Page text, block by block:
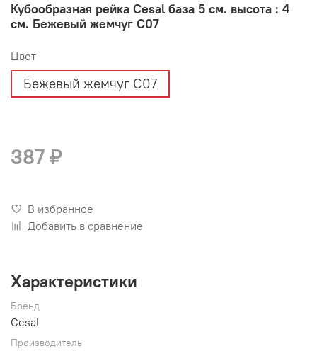
Кубообразная рейка Cesal база 5 см. высота : 4
см. Бежевый жемчуг С07
Цвет
Бежевый жемчуг С07
387 ₽
В избранное
Добавить в сравнение
Характеристики
Бренд
Cesal
Производитель